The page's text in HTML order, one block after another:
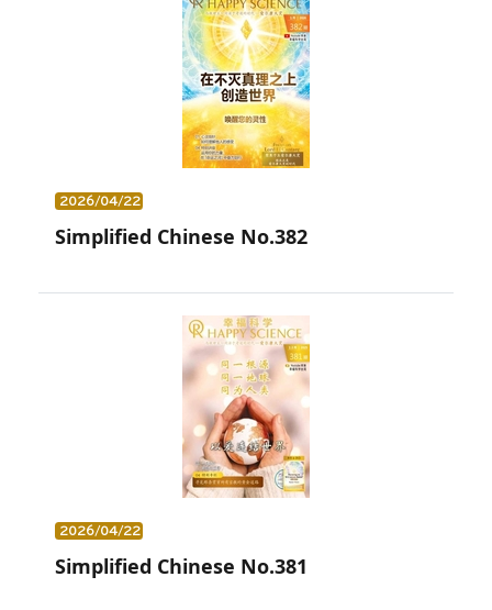
2026/04/22
Simplified Chinese No.382
2026/04/22
Simplified Chinese No.381